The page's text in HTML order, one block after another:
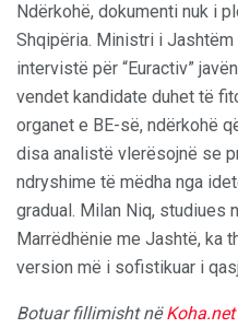
Ndërkohë, dokumenti nuk i
Shqipëria. Ministri i Jashtëm
intervistë për “Euractiv”
vendet kandidate duhet të
organet e BE-së, ndërkohë
disa analistë vlerësojnë se
ndryshime të mëdha nga
gradual. Milan Niq, studiues
Marrëdhënie me Jashtë, ka
version më i sofistikuar i
Botuar fillimisht nëKoha.net